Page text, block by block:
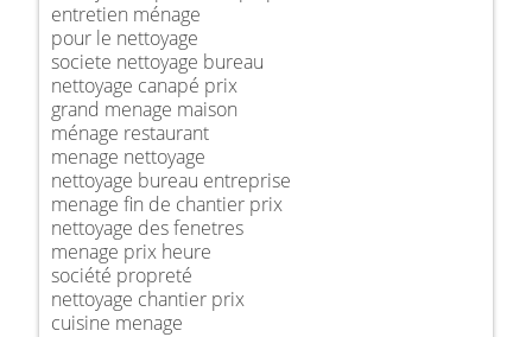
entretien ménage
pour le nettoyage
societe nettoyage bureau
nettoyage canapé prix
grand menage maison
ménage restaurant
menage nettoyage
nettoyage bureau entreprise
menage fin de chantier prix
nettoyage des fenetres
menage prix heure
société propreté
nettoyage chantier prix
cuisine menage